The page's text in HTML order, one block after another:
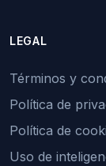
LEGAL
Términos y
Política de
Política de
Uso de